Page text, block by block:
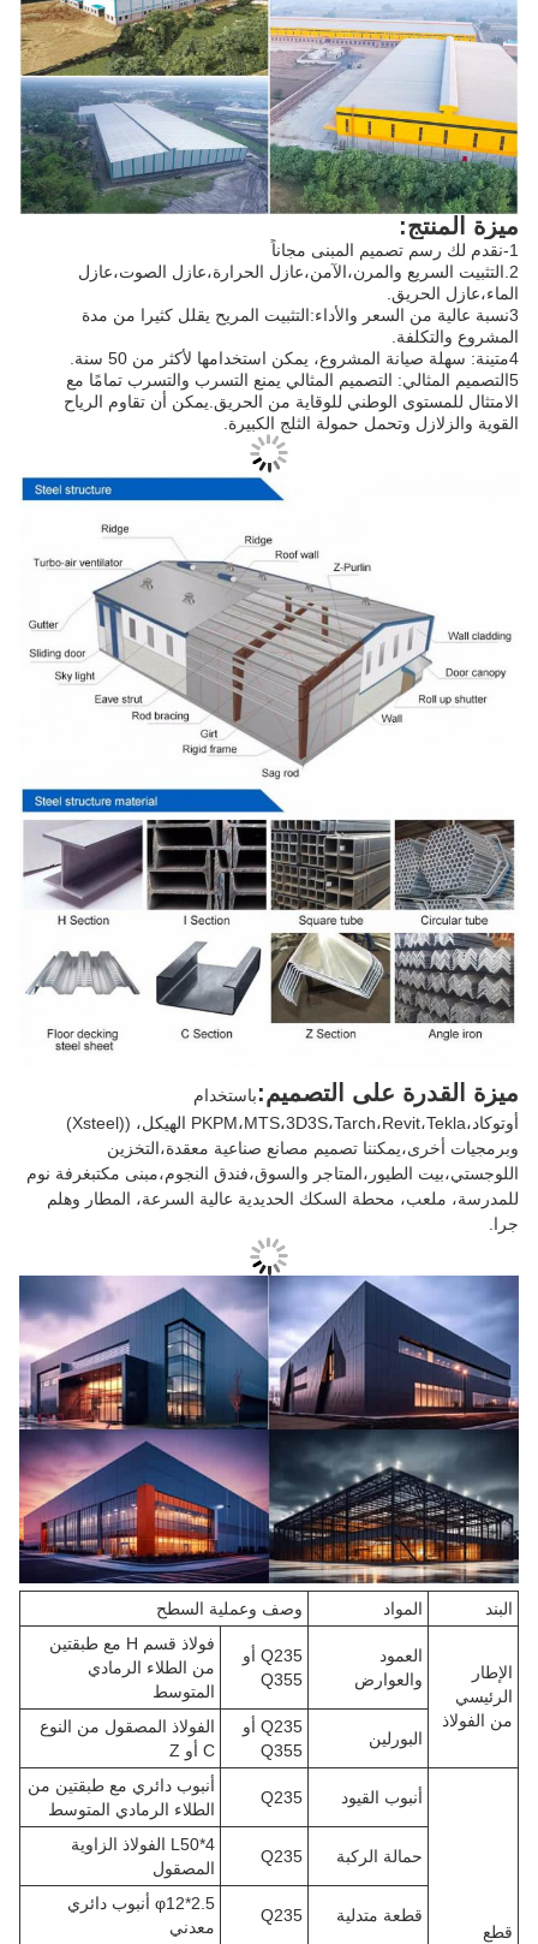
ميزة المنتج:
1-نقدم لك رسم تصميم المبنى مجاناً
2.التثبيت السريع والمرن،الآمن،عازل الحرارة،عازل الصوت،عازل
الماء،عازل الحريق.
3نسبة عالية من السعر والأداء:التثبيت المريح يقلل كثيرا من مدة
المشروع والتكلفة.
4متينة: سهلة صيانة المشروع، يمكن استخدامها لأكثر من 50 سنة.
5التصميم المثالي: التصميم المثالي يمنع التسرب والتسرب تمامًا مع
الامتثال للمستوى الوطني للوقاية من الحريق.يمكن أن تقاوم الرياح
القوية والزلازل وتحمل حمولة الثلج الكبيرة.
ميزة القدرة على التصميم:باستخدام
أوتوكاد،PKPM،MTS،3D3S،Tarch،Revit،Tekla الهيكل، ((Xsteel)
وبرمجيات أخرى،يمكننا تصميم مصانع صناعية معقدة،التخزين
اللوجستي،بيت الطيور،المتاجر والسوق،فندق النجوم،مبنى مكتبغرفة نوم
للمدرسة، ملعب، محطة السكك الحديدية عالية السرعة، المطار وهلم
جرا.
البند المواد وصف وعملية السطح
الإطار
الرئيسي
من الفولاذ
العمود
والعوارض
Q235 أو
Q355
فولاذ قسم H مع طبقتين
من الطلاء الرمادي
المتوسط
البورلين
Q235 أو
Q355
الفولاذ المصقول من النوع
C أو Z
قطع
أنبوب القيود Q235
أنبوب دائري مع طبقتين من
الطلاء الرمادي المتوسط
حمالة الركبة Q235
L50*4 الفولاذ الزاوية
المصقول
قطعة متدلية Q235
φ12*2.5 أنبوب دائري
معدني